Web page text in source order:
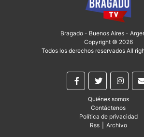
Bragado - Buenos Aires -
Copyright © 2026
Todos los derechos reservados All
Quiénes somos
Contáctenos
Política de privacidad
Rss
Archivo